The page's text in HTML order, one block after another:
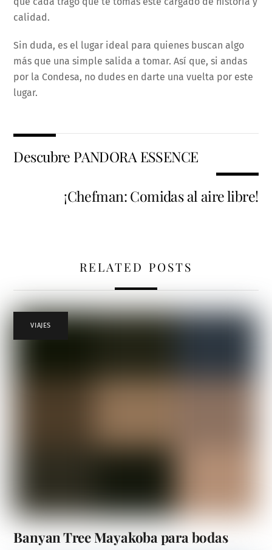
calidad.
Sin duda, es el lugar ideal para quienes buscan algo
más que una simple salida a tomar. Así que, si andas
por la Condesa, no dudes en darte una vuelta por este
lugar.
Descubre PANDORA ESSENCE
¡Chefman: Comidas al aire libre!
RELATED POSTS
VIAJES
Banyan Tree Mayakoba para bodas